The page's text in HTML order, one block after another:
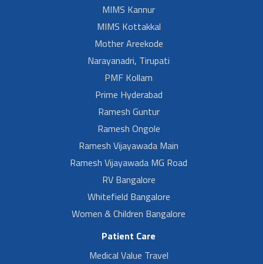
MIMS Kannur
MIMS Kottakkal
Mother Areekode
Narayanadri, Tirupati
PMF Kollam
Prime Hyderabad
Ramesh Guntur
Ramesh Ongole
Ramesh Vijayawada Main
Ramesh Vijayawada MG Road
RV Bangalore
Whitefield Bangalore
Women & Children Bangalore
Patient Care
Medical Value Travel